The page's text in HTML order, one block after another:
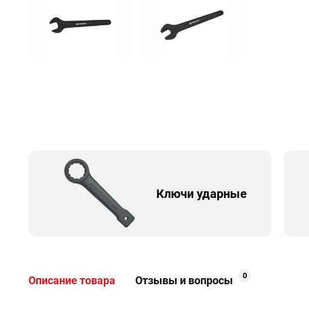
Ключи ударные
Описание товара Отзывы и вопросы 0